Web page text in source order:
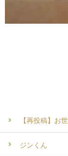
【再投稿】お
ジンくん